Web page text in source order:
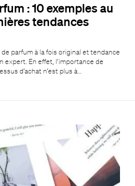
: 10 exemples au
tendances
parfum à la fois original et tendance
expert. En effet, l’importance de
d’achat n’est plus à…